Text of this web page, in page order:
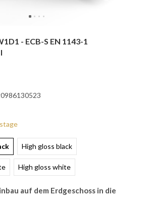
- ECB-S EN 1143-1
High gloss black
High gloss white
auf dem Erdgeschoss in die